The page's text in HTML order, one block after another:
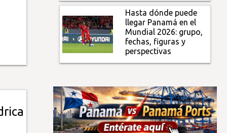
Hasta dónde puede
llegar Panamá en el
Mundial 2026: grupo,
fechas, figuras y
perspectivas